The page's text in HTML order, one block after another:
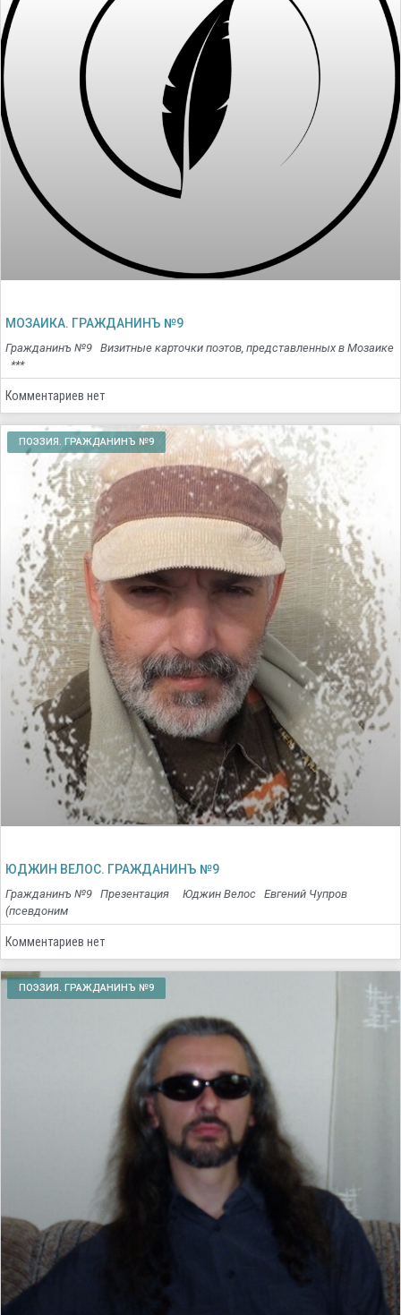
МОЗАИКА. ГРАЖДАНИНЪ №9
Гражданинъ №9 Визитные карточки поэтов, представленных в Мозаике
***
Комментариев нет
ПОЭЗИЯ. ГРАЖДАНИНЪ №9
ЮДЖИН ВЕЛОС. ГРАЖДАНИНЪ №9
Гражданинъ №9 Презентация Юджин Велос Евгений Чупров
(псевдоним
Комментариев нет
ПОЭЗИЯ. ГРАЖДАНИНЪ №9